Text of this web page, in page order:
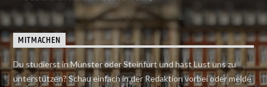
MITMACHEN
Du studierst in Münster oder Steinfurt und hast Lust uns zu
unterstützen? Schau einfach in der Redaktion vorbei oder melde